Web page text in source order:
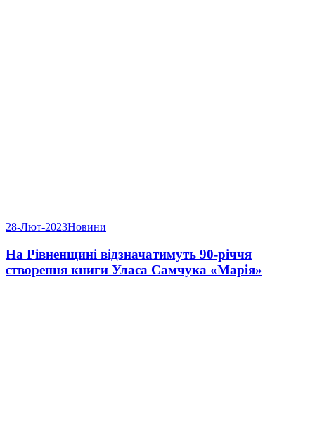
28-Лют-2023Новини
На Рівненщині відзначатимуть 90-річчя
створення книги Уласа Самчука «Марія»